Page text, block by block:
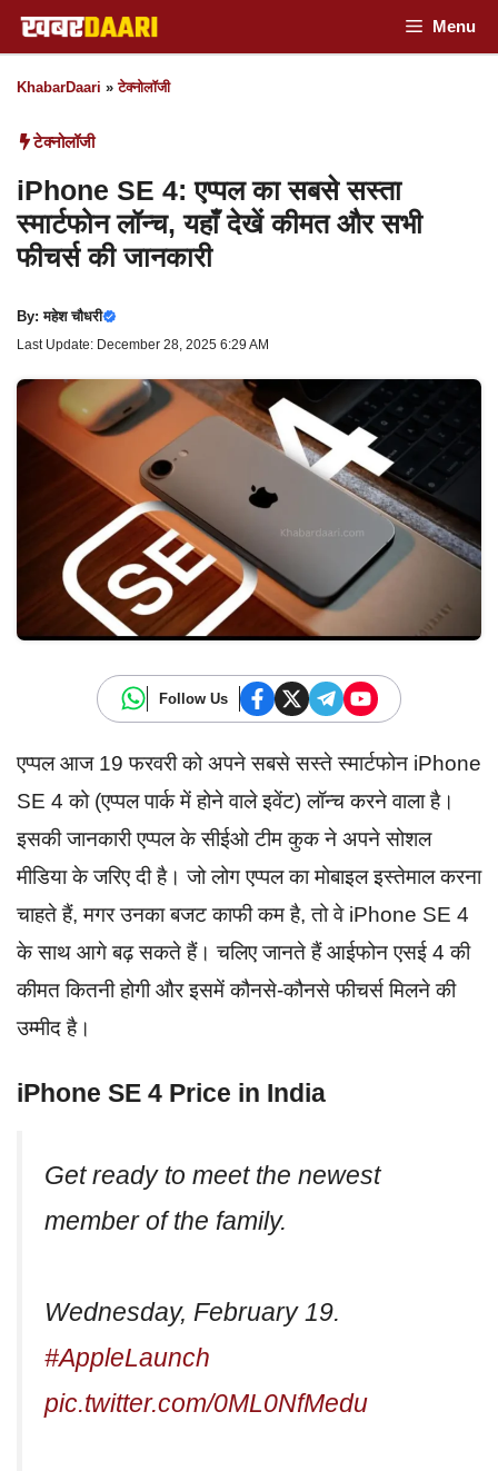
Skip
to
content
Menu
KhabarDaari »टेक्नोलॉजी
टेक्नोलॉजी
iPhone SE 4: एप्पल का सबसे सस्ता
स्मार्टफोन लॉन्च, यहाँ देखें कीमत और सभी
फीचर्स की जानकारी
By:महेश चौधरी
Last Update: December 28, 2025 6:29 AM
Follow Us
एप्पल आज 19 फरवरी को अपने सबसे सस्ते स्मार्टफोन iPhone
SE 4 को (एप्पल पार्क में होने वाले इवेंट) लॉन्च करने वाला है।
इसकी जानकारी एप्पल के सीईओ टीम कुक ने अपने सोशल
मीडिया के जरिए दी है। जो लोग एप्पल का मोबाइल इस्तेमाल करना
चाहते हैं, मगर उनका बजट काफी कम है, तो वे iPhone SE 4
के साथ आगे बढ़ सकते हैं। चलिए जानते हैं आईफोन एसई 4 की
कीमत कितनी होगी और इसमें कौनसे-कौनसे फीचर्स मिलने की
उम्मीद है।
iPhone SE 4 Price in India
Get ready to meet the newest
member of the family.
Wednesday, February 19.
#AppleLaunch
pic.twitter.com/0ML0NfMedu